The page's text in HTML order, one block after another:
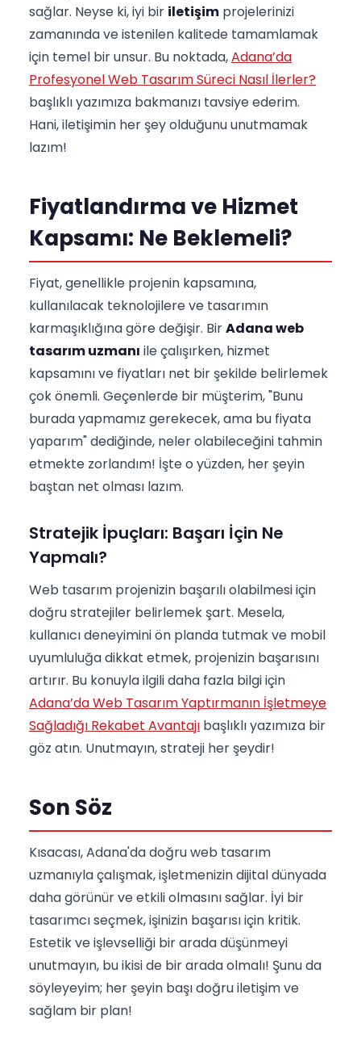
sağlar. Neyse ki, iyi bir iletişim projelerinizi
zamanında ve istenilen kalitede tamamlamak
için temel bir unsur. Bu noktada,Adana’da
Profesyonel Web Tasarım Süreci Nasıl İlerler?
başlıklı yazımıza bakmanızı tavsiye ederim.
Hani, iletişimin her şey olduğunu unutmamak
lazım!
Fiyatlandırma ve Hizmet
Kapsamı: Ne Beklemeli?
Fiyat, genellikle projenin kapsamına,
kullanılacak teknolojilere ve tasarımın
karmaşıklığına göre değişir. BirAdana web
tasarım uzmanı ile çalışırken, hizmet
kapsamını ve fiyatları net bir şekilde belirlemek
çok önemli. Geçenlerde bir müşterim, "Bunu
burada yapmamız gerekecek, ama bu fiyata
yaparım" dediğinde, neler olabileceğini tahmin
etmekte zorlandım! İşte o yüzden, her şeyin
baştan net olması lazım.
Stratejik İpuçları: Başarı İçin Ne
Yapmalı?
Web tasarım projenizin başarılı olabilmesi için
doğru stratejiler belirlemek şart. Mesela,
kullanıcı deneyimini ön planda tutmak ve mobil
uyumluluğa dikkat etmek, projenizin başarısını
artırır. Bu konuyla ilgili daha fazla bilgi için
Adana’da Web Tasarım Yaptırmanın İşletmeye
Sağladığı Rekabet Avantajı başlıklı yazımıza bir
göz atın. Unutmayın, strateji her şeydir!
Son Söz
Kısacası, Adana'da doğru web tasarım
uzmanıyla çalışmak, işletmenizin dijital dünyada
daha görünür ve etkili olmasını sağlar. İyi bir
tasarımcı seçmek, işinizin başarısı için kritik.
Estetik ve işlevselliği bir arada düşünmeyi
unutmayın, bu ikisi de bir arada olmalı! Şunu da
söyleyeyim; her şeyin başı doğru iletişim ve
sağlam bir plan!